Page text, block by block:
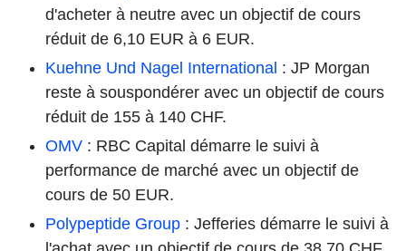
d'acheter à neutre avec un objectif de cours
réduit de 6,10 EUR à 6 EUR.
Kuehne Und Nagel International : JP Morgan
reste à souspondérer avec un objectif de cours
réduit de 155 à 140 CHF.
OMV : RBC Capital démarre le suivi à
performance de marché avec un objectif de
cours de 50 EUR.
Polypeptide Group : Jefferies démarre le suivi à